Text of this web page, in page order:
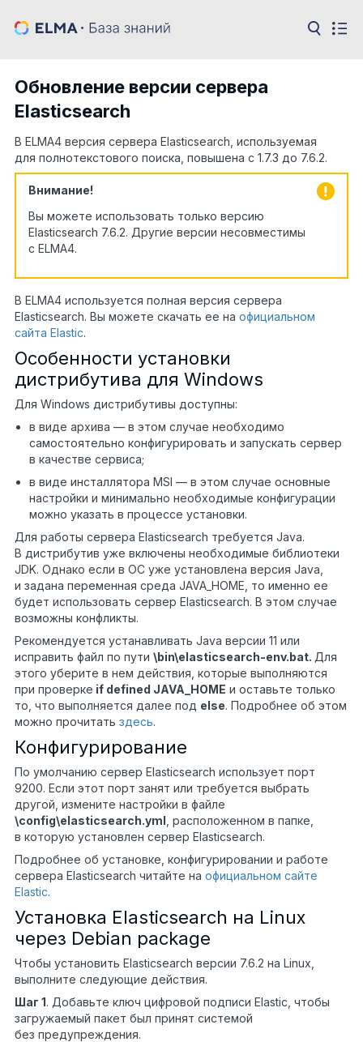
Обновление версии сервера
Elasticsearch
В ELMA4 версия сервера Elasticsearch, используемая
для полнотекстового поиска, повышена с 1.7.3 до 7.6.2.
Внимание!
Вы можете использовать только версию
Elasticsearch 7.6.2. Другие версии несовместимы
с ELMA4.
В ELMA4 используется полная версия сервера
Elasticsearch. Вы можете скачать ее на официальном
сайта Elastic.
Особенности установки
дистрибутива для Windows
Для Windows дистрибутивы доступны:
в виде архива — в этом случае необходимо
самостоятельно конфигурировать и запускать сервер
в качестве сервиса;
в виде инсталлятора MSI — в этом случае основные
настройки и минимально необходимые конфигурации
можно указать в процессе установки.
Для работы сервера Elasticsearch требуется Java.
В дистрибутив уже включены необходимые библиотеки
JDK. Однако если в ОС уже установлена версия Java,
и задана переменная среда JAVA_HOME, то именно ее
будет использовать сервер Elasticsearch. В этом случае
возможны конфликты.
Рекомендуется устанавливать Java версии 11 или
исправить файл по пути \bin\elasticsearch-env.bat. Для
этого уберите в нем действия, которые выполняются
при проверке if defined JAVA_HOME и оставьте только
то, что выполняется далее под else. Подробнее об этом
можно прочитать здесь.
Конфигурирование
По умолчанию сервер Elasticsearch использует порт
9200. Если этот порт занят или требуется выбрать
другой, измените настройки в файле
\config\elasticsearch.yml , расположенном в папке,
в которую установлен сервер Elasticsearch.
Подробнее об установке, конфигурировании и работе
сервера Elasticsearch читайте на официальном сайте
Elastic.
Установка Elasticsearch на Linux
через Debian package
Чтобы установить Elasticsearch версии 7.6.2 на Linux,
выполните следующие действия.
Шаг 1. Добавьте ключ цифровой подписи Elastic, чтобы
загружаемый пакет был принят системой
без предупреждения.